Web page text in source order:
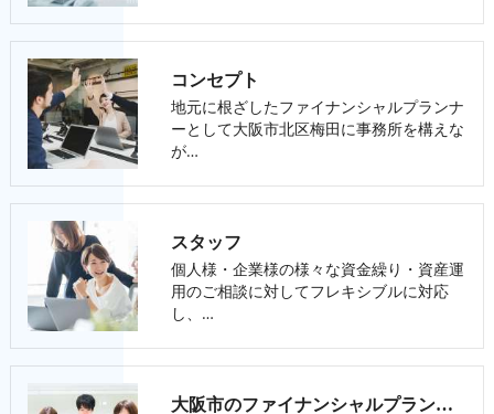
コンセプト
地元に根ざしたファイナンシャルプランナ
ーとして大阪市北区梅田に事務所を構えな
が…
スタッフ
個人様・企業様の様々な資金繰り・資産運
用のご相談に対してフレキシブルに対応
し、…
大阪市のファイナンシャルプランナー･FPオフィス LPSの口コミ情報